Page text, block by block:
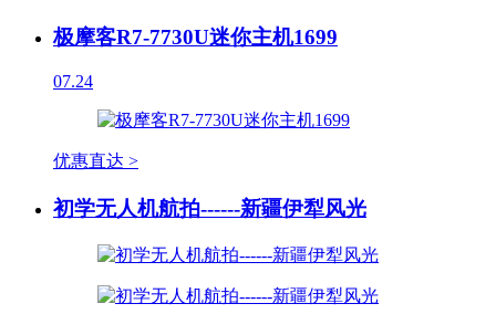
极摩客R7-7730U迷你主机1699
07.24
优惠直达 >
初学无人机航拍------新疆伊犁风光